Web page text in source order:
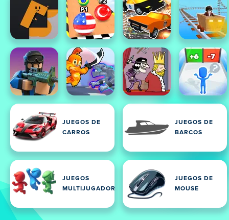
JUEGOS DE
CARROS
JUEGOS DE
BARCOS
JUEGOS
MULTIJUGADOR
JUEGOS DE
MOUSE